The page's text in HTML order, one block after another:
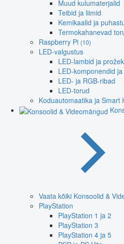
Muud kulumaterjalid
Teibid ja liimid
Kemikaalid ja
Termokahanevad
Raspberry Pi (10)
LED-valgustus
LED-lambid ja
LED-komponendid
LED- ja RGB-ribad
LED-torud
Koduautomaatika ja Smart
Vaata kõiki Konsoolid &
PlayStation
PlayStation 1 ja 2
PlayStation 3
PlayStation 4 ja 5